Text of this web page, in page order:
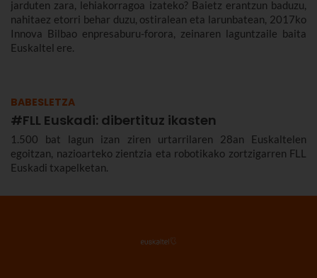
jarduten zara, lehiakorragoa izateko? Baietz erantzun baduzu,
nahitaez etorri behar duzu, ostiralean eta larunbatean, 2017ko
Innova Bilbao enpresaburu-forora, zeinaren laguntzaile baita
Euskaltel ere.
BABESLETZA
#FLL Euskadi: dibertituz ikasten
1.500 bat lagun izan ziren urtarrilaren 28an Euskaltelen
egoitzan, nazioarteko zientzia eta robotikako zortzigarren FLL
Euskadi txapelketan.